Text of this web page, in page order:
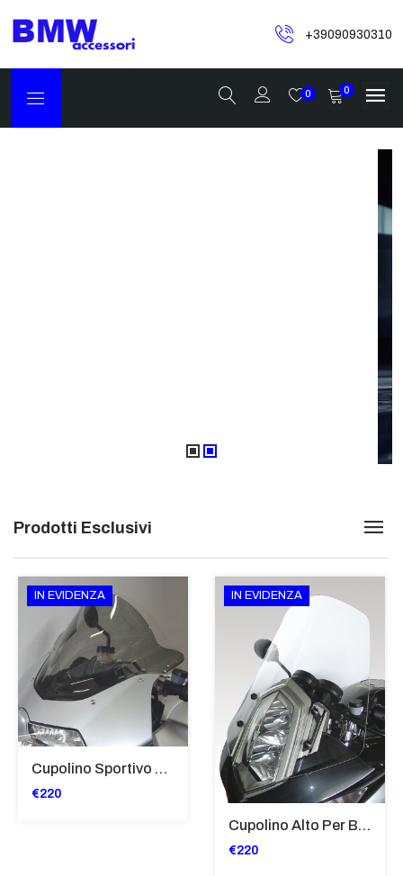
+39090930310
0 0
Prodotti Esclusivi
IN EVIDENZA
Cupolino Sportivo Per Bmw K 1200 R Sport 2005-07 TRASPARENTE - Sc967-T
€220
IN EVIDENZA
Cupolino Alto Per Bmw R 1200 St 2004 - 2007 TRASPARENTE - Sc950-T
€220